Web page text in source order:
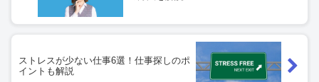
ストレスが少ない仕事6選！仕事探しのポ
イントも解説